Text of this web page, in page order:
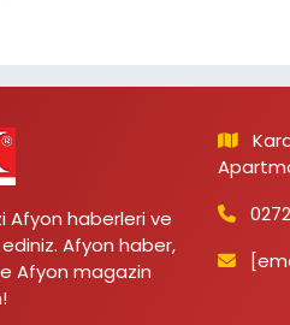
haberleri ve
Afyon haber,
Afyon magazin